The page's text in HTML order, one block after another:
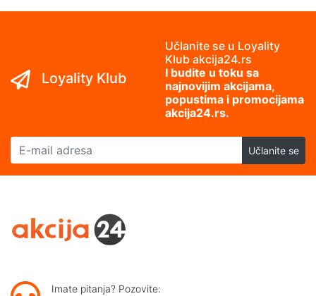
Loyality Klub
Učlanite se u Loyality
Klub akcija24.rs
I budite u toku sa
najnovijim akcijama,
popustima i promocijama
akcija24.rs.
E-mail adresa
Učlanite se
Imate pitanja? Pozovite: